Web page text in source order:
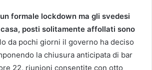
formale lockdown ma gli svedesi
posti solitamente affollati sono
da pochi giorni il governo ha deciso
la chiusura anticipata di bar
22, riunioni consentite con otto